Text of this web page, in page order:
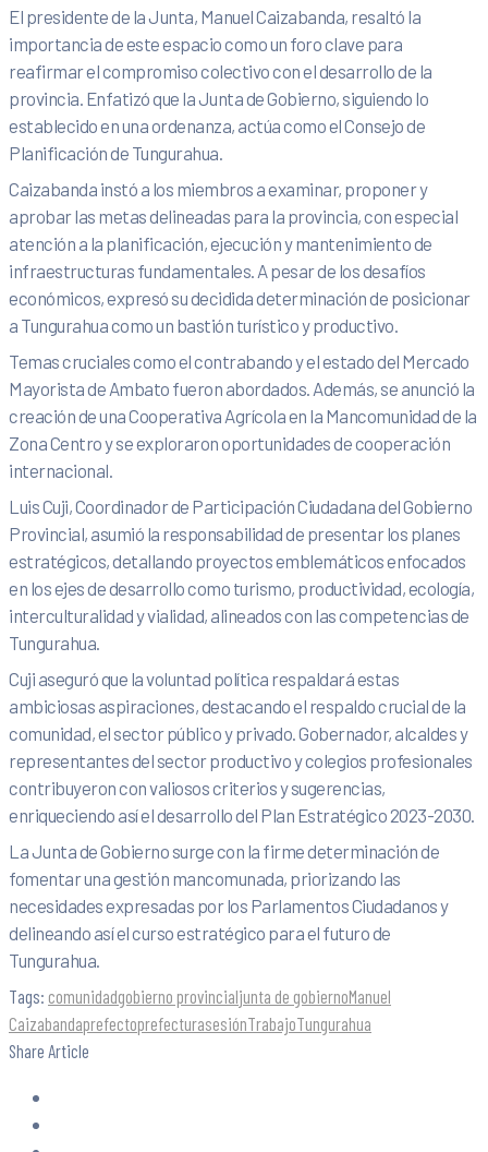
El presidente de la Junta, Manuel Caizabanda, resaltó la
importancia de este espacio como un foro clave para
reafirmar el compromiso colectivo con el desarrollo de la
provincia. Enfatizó que la Junta de Gobierno, siguiendo lo
establecido en una ordenanza, actúa como el Consejo de
Planificación de Tungurahua.
Caizabanda instó a los miembros a examinar, proponer y
aprobar las metas delineadas para la provincia, con especial
atención a la planificación, ejecución y mantenimiento de
infraestructuras fundamentales. A pesar de los desafíos
económicos, expresó su decidida determinación de posicionar
a Tungurahua como un bastión turístico y productivo.
Temas cruciales como el contrabando y el estado del Mercado
Mayorista de Ambato fueron abordados. Además, se anunció la
creación de una Cooperativa Agrícola en la Mancomunidad de la
Zona Centro y se exploraron oportunidades de cooperación
internacional.
Luis Cuji, Coordinador de Participación Ciudadana del Gobierno
Provincial, asumió la responsabilidad de presentar los planes
estratégicos, detallando proyectos emblemáticos enfocados
en los ejes de desarrollo como turismo, productividad, ecología,
interculturalidad y vialidad, alineados con las competencias de
Tungurahua.
Cuji aseguró que la voluntad política respaldará estas
ambiciosas aspiraciones, destacando el respaldo crucial de la
comunidad, el sector público y privado. Gobernador, alcaldes y
representantes del sector productivo y colegios profesionales
contribuyeron con valiosos criterios y sugerencias,
enriqueciendo así el desarrollo del Plan Estratégico 2023-2030.
La Junta de Gobierno surge con la firme determinación de
fomentar una gestión mancomunada, priorizando las
necesidades expresadas por los Parlamentos Ciudadanos y
delineando así el curso estratégico para el futuro de
Tungurahua.
Tags: comunidadgobierno provincialjunta de gobiernoManuel
CaizabandaprefectoprefecturasesiónTrabajoTungurahua
Share Article